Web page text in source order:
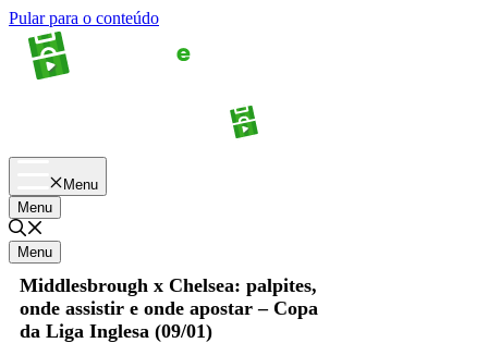
Pular para o conteúdo
Menu
Menu
Menu
Middlesbrough x Chelsea: palpites,
onde assistir e onde apostar – Copa
da Liga Inglesa (09/01)